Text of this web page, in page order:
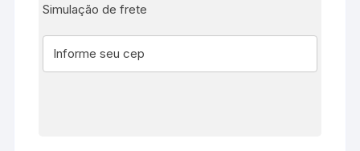
Simulação de frete